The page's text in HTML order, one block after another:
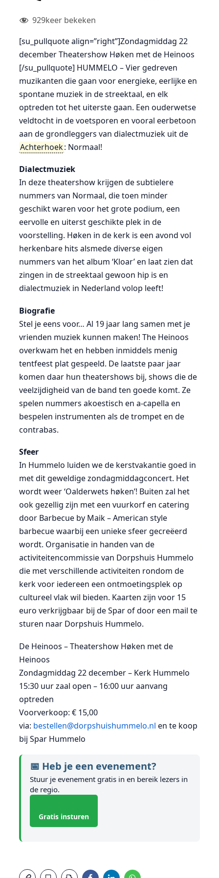
929keer bekeken
[su_pullquote align=”right”]Zondagmiddag 22
december Theatershow Høken met de Heinoos
[/su_pullquote] HUMMELO – Vier gedreven
muzikanten die gaan voor energieke, eerlijke en
spontane muziek in de streektaal, en elk
optreden tot het uiterste gaan. Een ouderwetse
veldtocht in de voetsporen en vooral eerbetoon
aan de grondleggers van dialectmuziek uit de
Achterhoek: Normaal!
Dialectmuziek
In deze theatershow krijgen de subtielere
nummers van Normaal, die toen minder
geschikt waren voor het grote podium, een
eervolle en uiterst geschikte plek in de
voorstelling. Høken in de kerk is een avond vol
herkenbare hits alsmede diverse eigen
nummers van het album ‘Kloar’ en laat zien dat
zingen in de streektaal gewoon hip is en
dialectmuziek in Nederland volop leeft!
Biografie
Stel je eens voor… Al 19 jaar lang samen met je
vrienden muziek kunnen maken! The Heinoos
overkwam het en hebben inmiddels menig
tentfeest plat gespeeld. De laatste paar jaar
komen daar hun theatershows bij, shows die de
veelzijdigheid van de band ten goede komt. Ze
spelen nummers akoestisch en a-capella en
bespelen instrumenten als de trompet en de
contrabas.
Sfeer
In Hummelo luiden we de kerstvakantie goed in
met dit geweldige zondagmiddagconcert. Het
wordt weer ‘Oalderwets høken’! Buiten zal het
ook gezellig zijn met een vuurkorf en catering
door Barbecue by Maik – American style
barbecue waarbij een unieke sfeer gecreëerd
wordt. Organisatie in handen van de
activiteitencommissie van Dorpshuis Hummelo
die met verschillende activiteiten rondom de
kerk voor iedereen een ontmoetingsplek op
cultureel vlak wil bieden. Kaarten zijn voor 15
euro verkrijgbaar bij de Spar of door een mail te
sturen naar Dorpshuis Hummelo.
De Heinoos – Theatershow Høken met de
Heinoos
Zondagmiddag 22 december – Kerk Hummelo
15:30 uur zaal open – 16:00 uur aanvang
optreden
Voorverkoop: € 15,00
via: bestellen@dorpshuishummelo.nl en te koop
bij Spar Hummelo
📅 Heb je een evenement?
Stuur je evenement gratis in en bereik lezers in
de regio.
Gratis insturen